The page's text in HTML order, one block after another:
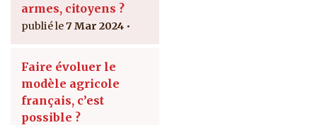
armes, citoyens ?
7 Mar 2024
Faire évoluer le
modèle agricole
français, c’est
possible ?